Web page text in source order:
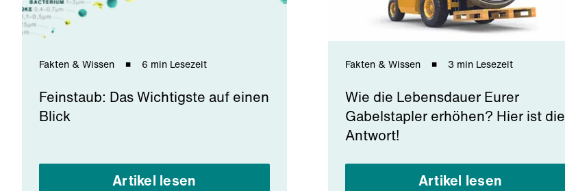
Fakten & Wissen 6 min Lesezeit
Feinstaub: Das Wichtigste auf einen
Blick
Artikel lesen
Fakten & Wissen 3 min Lesezeit
Wie die Lebensdauer Eurer
Gabelstapler erhöhen? Hier ist die
Antwort!
Artikel lesen